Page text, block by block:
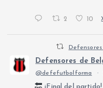
2 10
Defensores de
@defefutbolforma ·